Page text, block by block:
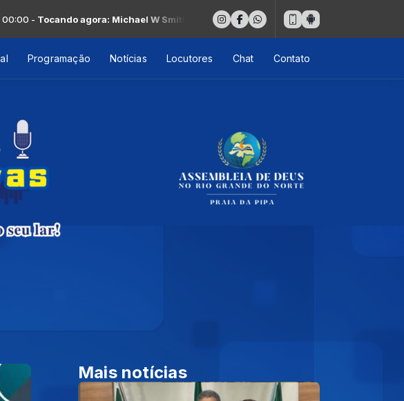
agora: Michael W Smith(MWS)-Trilogy
Programação Notícias Locutores Chat Contato
Mais notícias